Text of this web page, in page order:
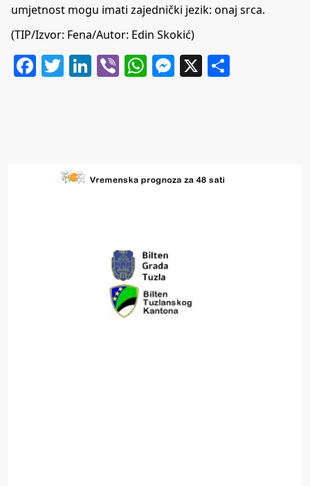
umjetnost mogu imati zajednički jezik: onaj srca.
(TIP/Izvor: Fena/Autor: Edin Skokić)
Facebook
Twitter
LinkedIn
ViberWhatsApp
Messenger
X